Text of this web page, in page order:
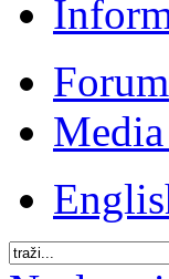
Forum